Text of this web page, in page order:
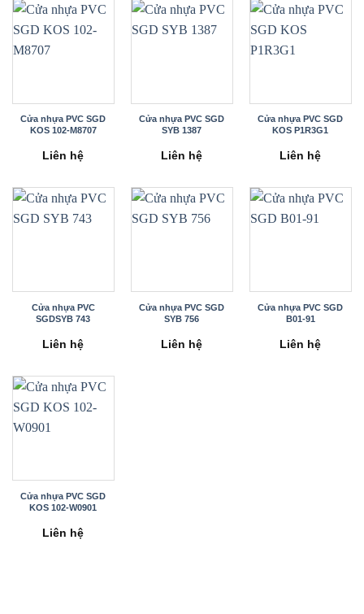
Cửa nhựa PVC SGD
KOS 102-M8707
Liên hệ
Cửa nhựa PVC SGD
SYB 1387
Liên hệ
Cửa nhựa PVC SGD
KOS P1R3G1
Liên hệ
Cửa nhựa PVC
SGDSYB 743
Liên hệ
Cửa nhựa PVC SGD
SYB 756
Liên hệ
Cửa nhựa PVC SGD
B01-91
Liên hệ
Cửa nhựa PVC SGD
KOS 102-W0901
Liên hệ